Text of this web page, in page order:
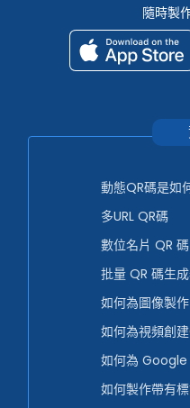
隨時製
動態QR碼是如
多URL QR碼
數位名片 QR 碼
批量 QR 碼生
如何為圖像製
如何為視頻創
如何為 Google
如何製作帶有